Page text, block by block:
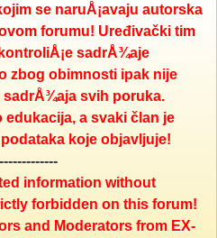
se naruÅ¡avaju autorska
forumu! Uređivački tim
sadrÅ¾aje
zbog obimnosti ipak nije
sadrÅ¾aja svih poruka.
edukacija, a svaki član je
koje objavljuje!
information without
forbidden on this forum!
and Moderators from EX-